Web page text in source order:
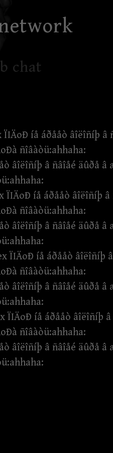
chat
ÏIÄoÐ íå áðååò âîëîñíþ â
ñîâàòü:ahhaha:
âîëîñíþ â ñâîåé äûðå â
ÏIÄoÐ íå áðååò âîëîñíþ
ñîâàòü:ahhaha:
âîëîñíþ â ñâîåé äûðå â
ÏIÄoÐ íå áðååò âîëîñíþ
ñîâàòü:ahhaha:
âîëîñíþ â ñâîåé äûðå â
ÏIÄoÐ íå áðååò âîëîñíþ
ñîâàòü:ahhaha:
âîëîñíþ â ñâîåé äûðå â